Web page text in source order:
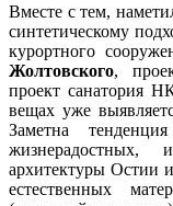
Вместе с тем,
синтетическому
курортного
Жолтовского,
проект санатория
вещах уже
Заметна
жизнерадостных,
архитектуры Остии
естественных